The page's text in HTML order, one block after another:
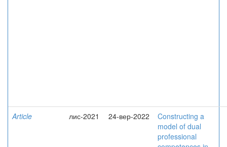
Article лис-2021 24-вер-2022
Constructing a
model of dual
professional